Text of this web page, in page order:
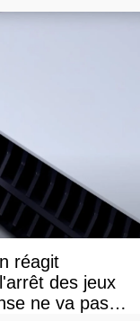
réagit
des jeux
ne va pas